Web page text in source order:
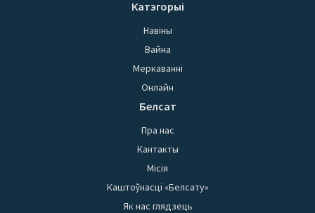
Катэгорыі
Навіны
Вайна
Меркаванні
Онлайн
Белсат
Пра нас
Кантакты
Місія
Каштоўнасці «Белсату»
Як нас глядзець